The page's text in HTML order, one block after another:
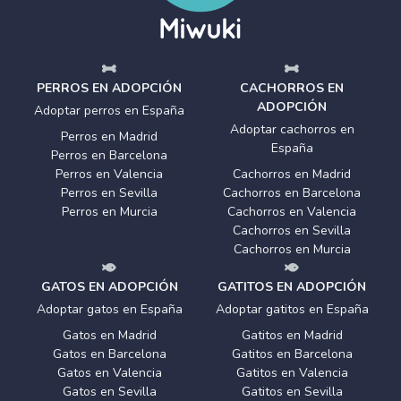
PERROS EN ADOPCIÓN
Adoptar perros en España
Perros en Madrid
Perros en Barcelona
Perros en Valencia
Perros en Sevilla
Perros en Murcia
CACHORROS EN
ADOPCIÓN
Adoptar cachorros en
España
Cachorros en Madrid
Cachorros en Barcelona
Cachorros en Valencia
Cachorros en Sevilla
Cachorros en Murcia
GATOS EN ADOPCIÓN
Adoptar gatos en España
Gatos en Madrid
Gatos en Barcelona
Gatos en Valencia
Gatos en Sevilla
GATITOS EN ADOPCIÓN
Adoptar gatitos en España
Gatitos en Madrid
Gatitos en Barcelona
Gatitos en Valencia
Gatitos en Sevilla